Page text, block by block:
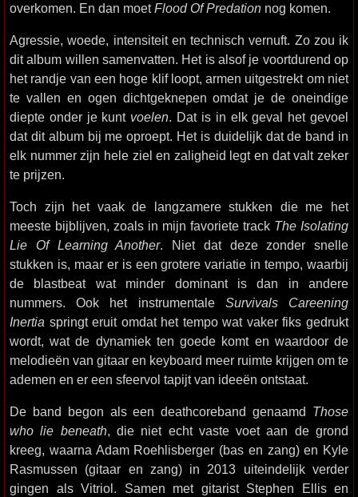
overkomen. En dan moetFlood Of Predation nog komen.
Agressie, woede, intensiteit en technisch vernuft. Zo zou ik
dit album willen samenvatten. Het is alsof je voortdurend op
het randje van een hoge klif loopt, armen uitgestrekt om niet
te vallen en ogen dichtgeknepen omdat je de oneindige
diepte onder je kunt voelen. Dat is in elk geval het gevoel
dat dit album bij me oproept. Het is duidelijk dat de band in
elk nummer zijn hele ziel en zaligheid legt en dat valt zeker
te prijzen.
Toch zijn het vaak de langzamere stukken die me het
meeste bijblijven, zoals in mijn favoriete track The Isolating
Lie Of Learning Another. Niet dat deze zonder snelle
stukken is, maar er is een grotere variatie in tempo, waarbij
de blastbeat wat minder dominant is dan in andere
nummers. Ook het instrumentale Survivals Careening
Inertia springt eruit omdat het tempo wat vaker fiks gedrukt
wordt, wat de dynamiek ten goede komt en waardoor de
melodieën van gitaar en keyboard meer ruimte krijgen om te
ademen en er een sfeervol tapijt van ideeën ontstaat.
De band begon als een deathcoreband genaamd Those
who lie beneath, die niet echt vaste voet aan de grond
kreeg, waarna Adam Roehlisberger (bas en zang) en Kyle
Rasmussen (gitaar en zang) in 2013 uiteindelijk verder
gingen als Vitriol. Samen met gitarist Stephen Ellis en